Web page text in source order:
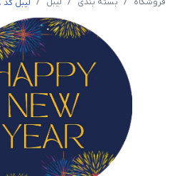
لیبل کد L08 (80 عددی)